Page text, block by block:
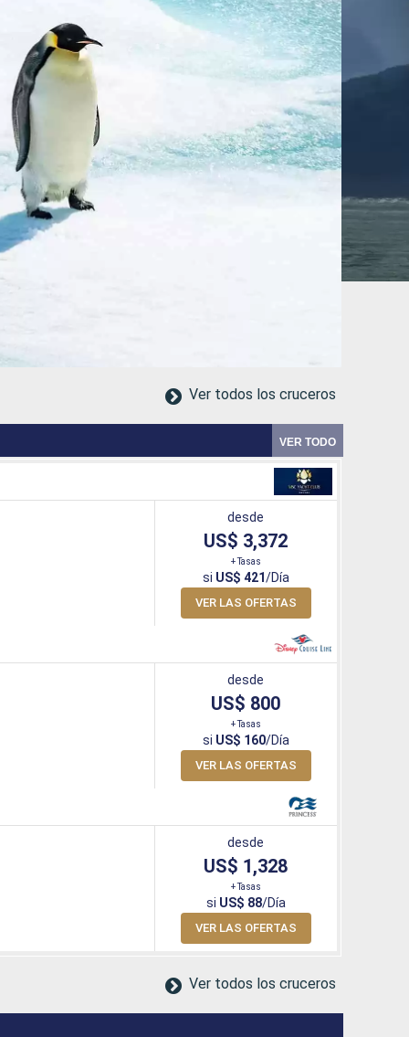
Ver todos los cruceros
VER TODO
desde
US$ 3,372
+ Tasas
si US$ 421/Día
VER LAS OFERTAS
desde
US$ 800
+ Tasas
si US$ 160/Día
VER LAS OFERTAS
desde
US$ 1,328
+ Tasas
si US$ 88/Día
VER LAS OFERTAS
Ver todos los cruceros